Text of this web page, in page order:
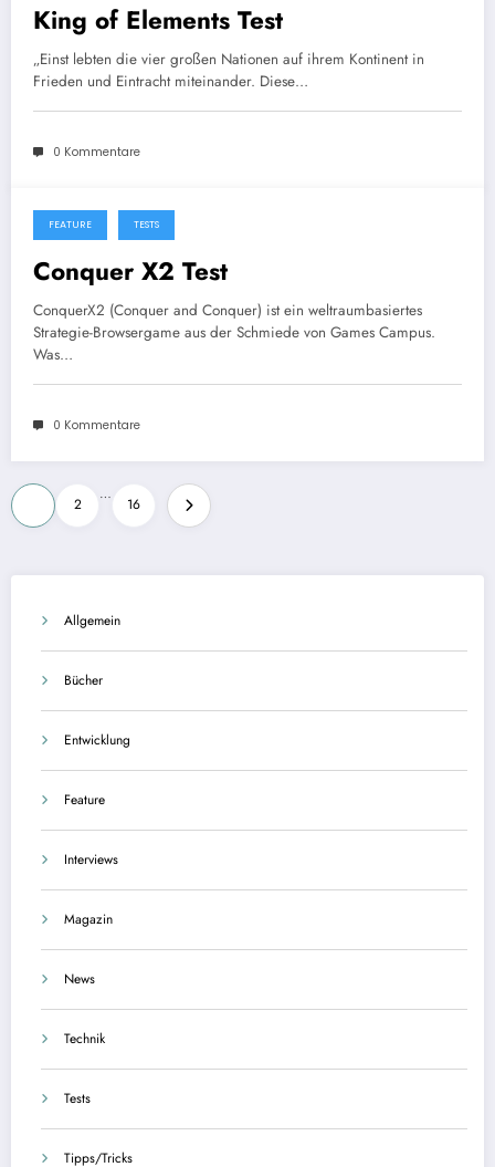
King of Elements Test
„Einst lebten die vier großen Nationen auf ihrem Kontinent in
Frieden und Eintracht miteinander. Diese…
0 Kommentare
23. September 2013
FEATURE TESTS
Conquer X2 Test
ConquerX2 (Conquer and Conquer) ist ein weltraumbasiertes
Strategie-Browsergame aus der Schmiede von Games Campus.
Was…
0 Kommentare
Seitennummerierung
der
Beiträge
2
…
16
Allgemein
Bücher
Entwicklung
Feature
Interviews
Magazin
News
Technik
Tests
Tipps/Tricks